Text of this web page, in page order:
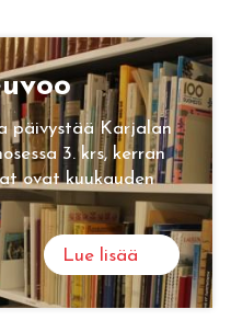
päivystää Karjalan
3. krs, kerran
ovat kuukauden
Lue lisää